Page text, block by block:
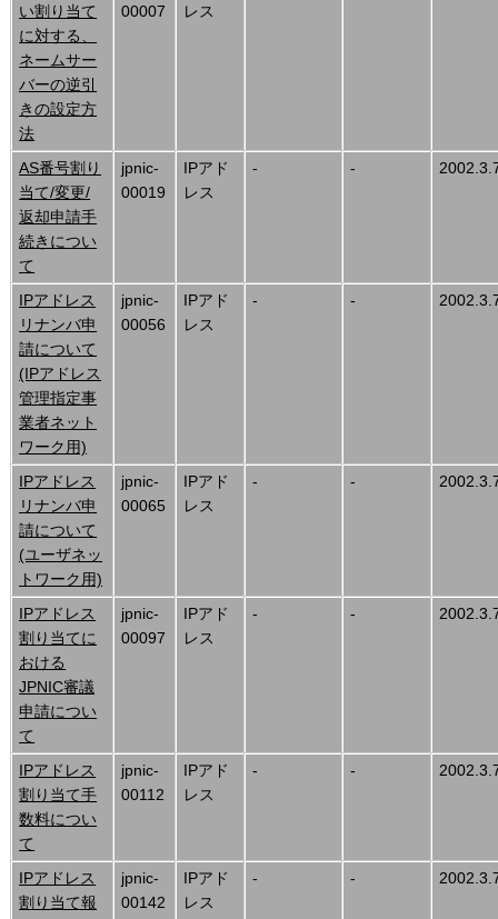
い割り当て
に対する、
ネームサー
バーの逆引
きの設定方
法
00007
レス
AS番号割り
当て/変更/
返却申請手
続きについ
て
jpnic-
00019
IPアド
レス
- -
IPアドレス
リナンバ申
請について
(IPアドレス
管理指定事
業者ネット
ワーク用)
jpnic-
00056
IPアド
レス
- -
IPアドレス
リナンバ申
請について
(ユーザネッ
トワーク用)
jpnic-
00065
IPアド
レス
- -
IPアドレス
割り当てに
おける
JPNIC審議
申請につい
て
jpnic-
00097
IPアド
レス
- -
IPアドレス
割り当て手
数料につい
て
jpnic-
00112
IPアド
レス
- -
IPアドレス
割り当て報
jpnic-
00142
IPアド
レス
- -